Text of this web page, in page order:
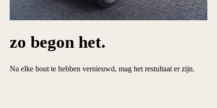
zo begon het.
Na elke bout te hebben vernieuwd, mag het restultaat er zijn.